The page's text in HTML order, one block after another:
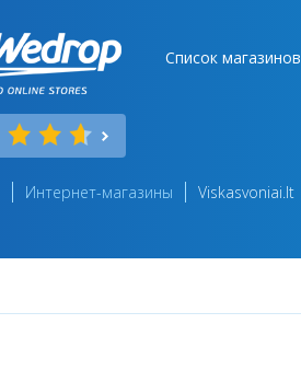
Список магазинов
Интернет-магазины Viskasvoniai.lt